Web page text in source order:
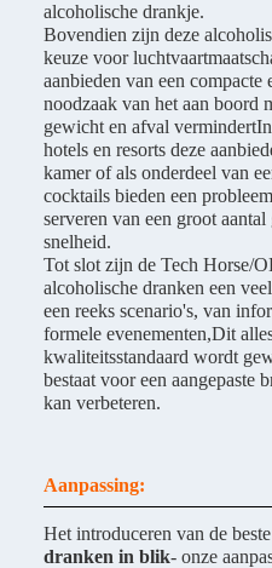
alcoholische drankje.
Bovendien zijn deze
keuze voor
aanbieden van een
noodzaak van het aan boord
gewicht en afval
hotels en resorts deze
kamer of als onderdeel van
cocktails bieden een
serveren van een groot
snelheid.
Tot slot zijn de Tech Horse/
alcoholische dranken een
een reeks scenario's, van
formele evenementen,Dit
kwaliteitsstandaard wordt
bestaat voor een aangepaste
kan verbeteren.
Aanpassing:
Het introduceren van de
dranken in blik- onze